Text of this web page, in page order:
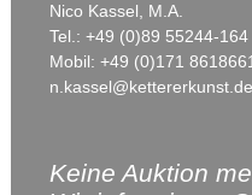
Nico Kassel, M.A.
Tel.: +49 (0)89 55244-164
Mobil: +49 (0)171
n.kassel@kettererkunst.de
Keine Auktion